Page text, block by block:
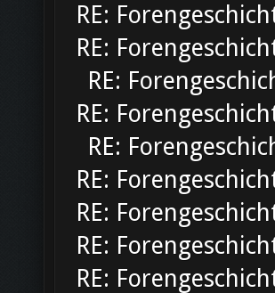
RE:
RE:
RE:
RE:
RE:
RE:
RE:
RE:
RE: